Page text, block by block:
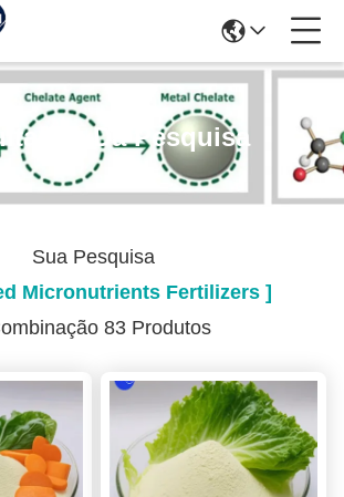
Da Pesquisa
Sua Pesquisa
Micronutrients Fertilizers ]
83 Produtos